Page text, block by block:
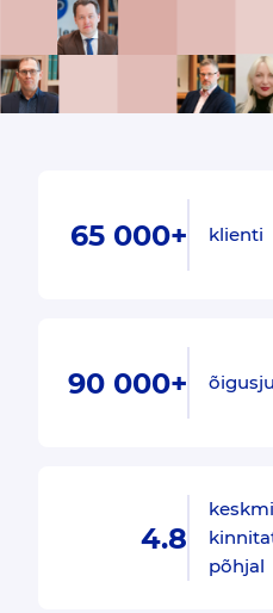
65 000+ klienti
90 000+
4.8
põhjal